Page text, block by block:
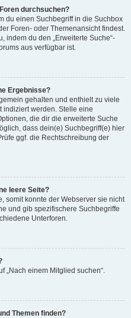
durchsuchen?
du einen Suchbegriff in die Suchbox
Foren- oder Themenansicht findest.
indem du den „Erweiterte Suche“-
aus verfügbar ist.
Ergebnisse?
gehalten und enthielt zu viele
indiziert werden. Stelle eine
die dir die erweiterte Suche
dass dein(e) Suchbegriff(e) hier
ggf. die Rechtschreibung der
leere Seite?
somit konnte der Webserver sie nicht
und gib spezifischere Suchbegriffe
Unterforen.
„Nach einem Mitglied suchen“.
Themen finden?